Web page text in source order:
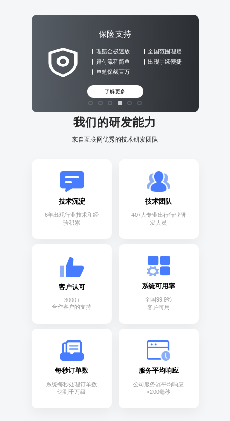
保险支持
理赔金极速放
赔付流程简单
单笔保额百万
全国范围理赔
出现手续便捷
了解更多
我们的研发能力
来自互联网优秀的技术研发团队
技术沉淀
6年出现行业技术和经
验积累
技术团队
40+人专业出行行业研
发人员
客户认可
3000+
合作客户的支持
系统可用率
全国99.9%
客户可用
每秒订单数
系统每秒处理订单数
达到千万级
服务平均响应
公司服务器平均响应
<200毫秒